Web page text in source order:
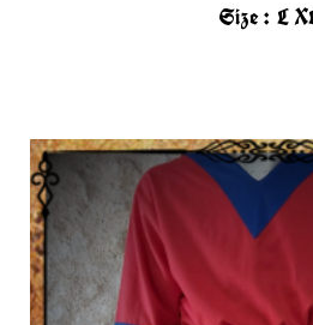
Size : L